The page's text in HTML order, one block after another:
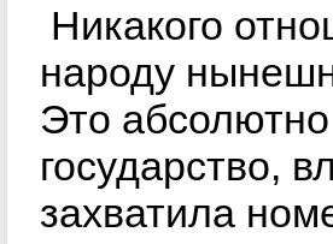
Никакого
народу
Это
государство,
захватила